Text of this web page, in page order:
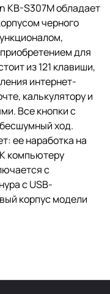
KB-S307M обладает
черного
для
из 121 клавиши,
интернет-
калькулятору и
Все кнопки с
ход.
ее наработка на
компьютеру
с
с USB-
корпус модели